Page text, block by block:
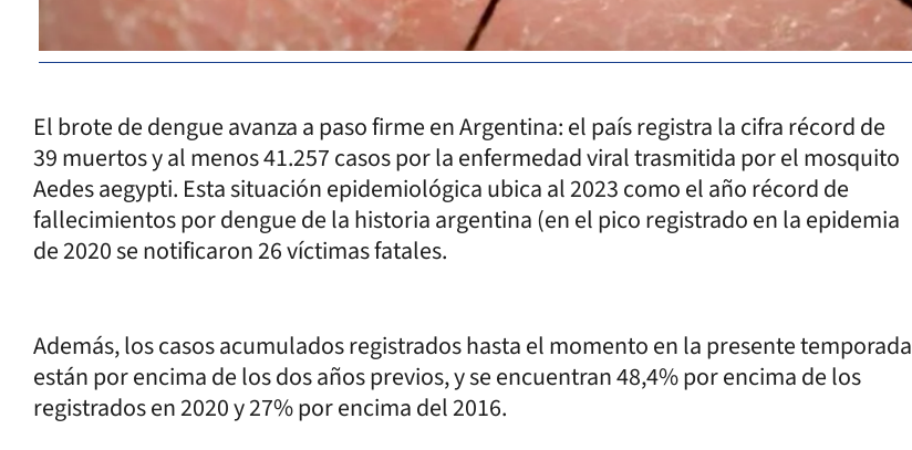
El brote de dengue avanza a paso firme en Argentina: el país registra la cifra récord de
39 muertos y al menos 41.257 casos por la enfermedad viral trasmitida por el mosquito
Aedes aegypti. Esta situación epidemiológica ubica al 2023 como el año récord de
fallecimientos por dengue de la historia argentina (en el pico registrado en la epidemia
de 2020 se notificaron 26 víctimas fatales.
Además, los casos acumulados registrados hasta el momento en la presente temporada
están por encima de los dos años previos, y se encuentran 48,4% por encima de los
registrados en 2020 y 27% por encima del 2016.